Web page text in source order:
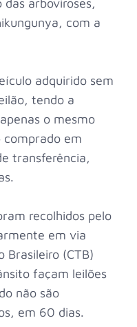
com a
adquirido sem
tendo a
o mesmo
comprado em
transferência,
recolhidos pelo
em via
Brasileiro (CTB)
façam leilões
não são
em 60 dias.